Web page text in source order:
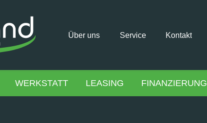
Über uns Service Kontakt
WERKSTATT LEASING FINANZIERUNG